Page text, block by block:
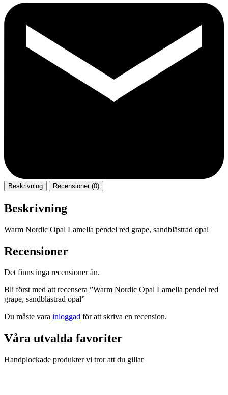
Beskrivning Recensioner (0)
Beskrivning
Warm Nordic Opal Lamella pendel red grape, sandblästrad opal
Recensioner
Det finns inga recensioner än.
Bli först med att recensera ”Warm Nordic Opal Lamella pendel red
grape, sandblästrad opal”
Du måste vara inloggad för att skriva en recension.
Våra utvalda favoriter
Handplockade produkter vi tror att du gillar